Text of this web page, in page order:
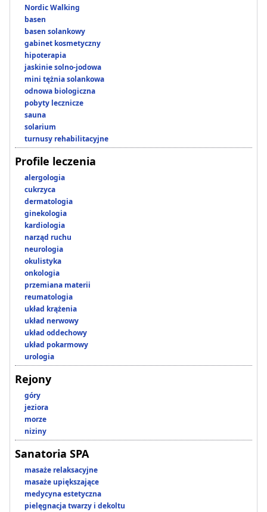
Nordic Walking
basen
basen solankowy
gabinet kosmetyczny
hipoterapia
jaskinie solno-jodowa
mini tężnia solankowa
odnowa biologiczna
pobyty lecznicze
sauna
solarium
turnusy rehabilitacyjne
Profile leczenia
alergologia
cukrzyca
dermatologia
ginekologia
kardiologia
narząd ruchu
neurologia
okulistyka
onkologia
przemiana materii
reumatologia
układ krążenia
układ nerwowy
układ oddechowy
układ pokarmowy
urologia
Rejony
góry
jeziora
morze
niziny
Sanatoria SPA
masaże relaksacyjne
masaże upiększające
medycyna estetyczna
pielęgnacja twarzy i dekoltu